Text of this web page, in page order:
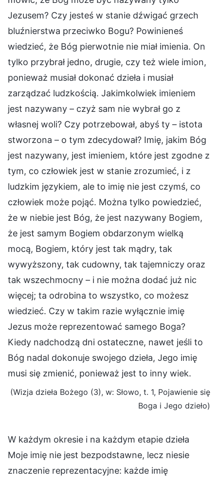
Jezusem? Czy jesteś w stanie dźwigać grzech
bluźnierstwa przeciwko Bogu? Powinieneś
wiedzieć, że Bóg pierwotnie nie miał imienia. On
tylko przybrał jedno, drugie, czy też wiele imion,
ponieważ musiał dokonać dzieła i musiał
zarządzać ludzkością. Jakimkolwiek imieniem
jest nazywany – czyż sam nie wybrał go z
własnej woli? Czy potrzebował, abyś ty – istota
stworzona – o tym zdecydował? Imię, jakim Bóg
jest nazywany, jest imieniem, które jest zgodne z
tym, co człowiek jest w stanie zrozumieć, i z
ludzkim językiem, ale to imię nie jest czymś, co
człowiek może pojąć. Można tylko powiedzieć,
że w niebie jest Bóg, że jest nazywany Bogiem,
że jest samym Bogiem obdarzonym wielką
mocą, Bogiem, który jest tak mądry, tak
wywyższony, tak cudowny, tak tajemniczy oraz
tak wszechmocny – i nie można dodać już nic
więcej; ta odrobina to wszystko, co możesz
wiedzieć. Czy w takim razie wyłącznie imię
Jezus może reprezentować samego Boga?
Kiedy nadchodzą dni ostateczne, nawet jeśli to
Bóg nadal dokonuje swojego dzieła, Jego imię
musi się zmienić, ponieważ jest to inny wiek.
(Wizja dzieła Bożego (3), w: Słowo, t. 1, Pojawienie się
Boga i Jego dzieło)
W każdym okresie i na każdym etapie dzieła
Moje imię nie jest bezpodstawne, lecz niesie
znaczenie reprezentacyjne: każde imię